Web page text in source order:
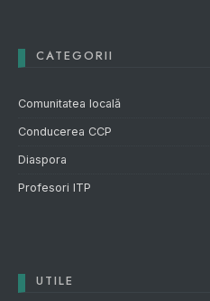
CATEGORII
Comunitatea locală
Conducerea CCP
Diaspora
Profesori ITP
UTILE